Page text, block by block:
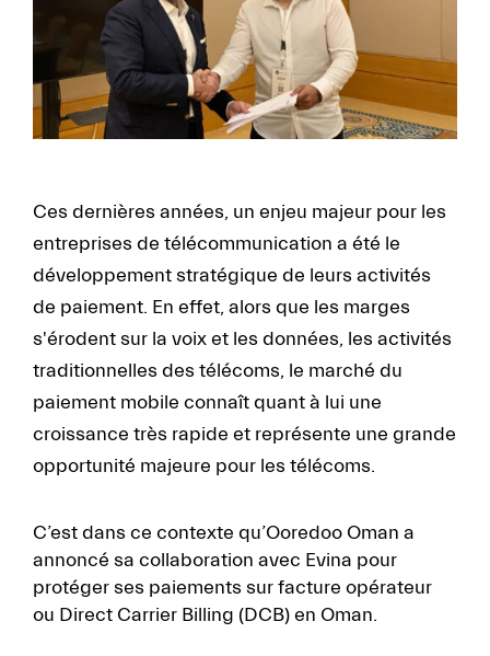
Ces dernières années, un enjeu majeur pour les
entreprises de télécommunication a été le
développement stratégique de leurs activités
de paiement. En effet, alors que les marges
s'érodent sur la voix et les données, les activités
traditionnelles des télécoms, le marché du
paiement mobile connaît quant à lui une
croissance très rapide et représente une grande
opportunité majeure pour les télécoms.
C’est dans ce contexte qu’Ooredoo Oman a
annoncé sa collaboration avec Evina pour
protéger ses paiements sur facture opérateur
ou Direct Carrier Billing (DCB) en Oman.